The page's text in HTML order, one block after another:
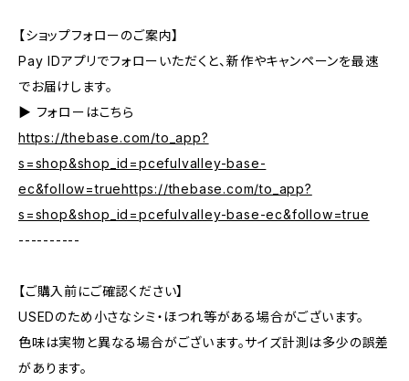
【ショップフォローのご案内】
Pay IDアプリでフォローいただくと、新作やキャンペーンを最速
でお届けします。
▶︎ フォローはこちら
https://thebase.com/to_app?
s=shop&shop_id=pcefulvalley-base-
ec&follow=truehttps://thebase.com/to_app?
s=shop&shop_id=pcefulvalley-base-ec&follow=true
----------
【ご購入前にご確認ください】
USEDのため小さなシミ・ほつれ等がある場合がございます。
色味は実物と異なる場合がございます。サイズ計測は多少の誤差
があります。